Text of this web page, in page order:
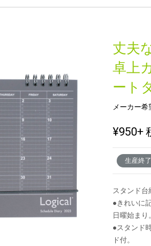
丈夫
卓上
ート
メーカー希
¥950+
生産終
スタンド台
●きれいに
日曜始まり。
●スタンド
ド付。